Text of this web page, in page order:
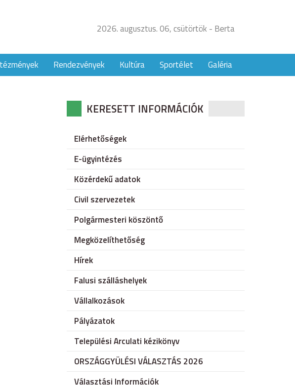
2026. augusztus. 06, csütörtök - Berta
Rendezvények Kultúra Sportélet Galéria
KERESETT INFORMÁCIÓK
Elérhetőségek
E-ügyintézés
Közérdekű adatok
Civil szervezetek
Polgármesteri köszöntő
Megközelíthetőség
Hírek
Falusi szálláshelyek
Vállalkozások
Pályázatok
Települési Arculati kézikönyv
ORSZÁGGYÜLÉSI VÁLASZTÁS 2026
Választási Információk